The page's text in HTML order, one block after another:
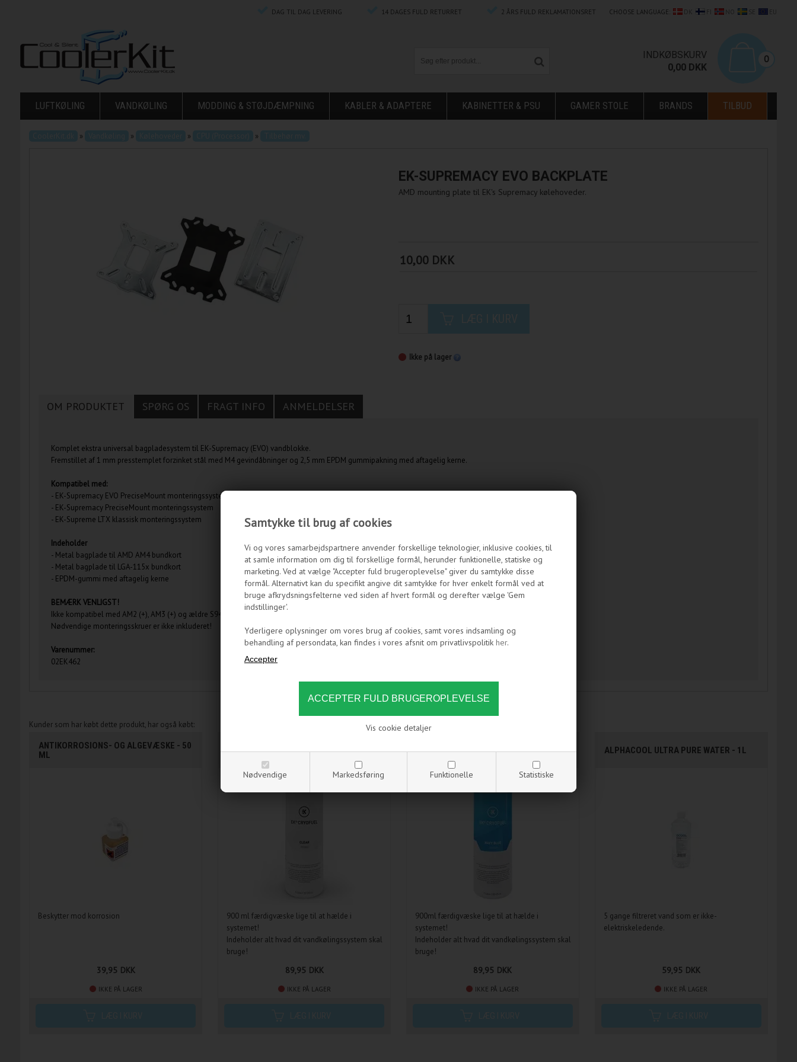
Samtykke til brug af cookies
Vi og vores samarbejdspartnere anvender forskellige teknologier, inklusive cookies, til
at samle information om dig til forskellige formål, herunder funktionelle, statiske og
marketing. Ved at vælge "Accepter fuld brugeroplevelse" giver du samtykke disse
formål. Alternativt kan du specifikt angive dit samtykke for hver enkelt formål ved at
bruge afkrydsningsfelterne ved siden af hvert formål og derefter vælge 'Gem
indstillinger'.
Yderligere oplysninger om vores brug af cookies, samt vores indsamling og
behandling af persondata, kan findes i vores afsnit om privatlivspolitik her.
Nødvendige Markedsføring Funktionelle Statistiske
Vis cookie detaljer
DAG TIL DAG LEVERING 14 DAGES FULD RETURRET 2 ÅRS FULD REKLAMATIONSRET CHOOSE LANGUAGE:
INDKØBSKURV 0
0,00 DKK
LUFTKØLING VANDKØLING MODDING & STØJDÆMPNING KABLER & ADAPTERE KABINETTER & PSU GAMER STOLE BRANDS TILBUD
» » » »
EK-SUPREMACY EVO BACKPLATE
AMD mounting plate til EK's Supremacy kølehoveder.
10,00 DKK
Ikke på lager
OM PRODUKTET SPØRG OS FRAGT INFO ANMELDELSER
Komplet ekstra universal bagpladesystem til EK-Supremacy (EVO) vandblokke.
Fremstillet af 1 mm presstemplet forzinket stål med M4 gevindåbninger og 2,5 mm EPDM gummipakning med aftagelig kerne.
Kompatibel med:
- EK-Supremacy EVO PreciseMount monteringssystem
- EK-Supremacy PreciseMount monteringssystem
- EK-Supreme LTX klassisk monteringssystem
Indeholder
- Metal bagplade til AMD AM4 bundkort
- Metal bagplade til LGA-115x bundkort
- EPDM-gummi med aftagelig kerne
BEMÆRK VENLIGST!
Ikke kompatibel med AM2 (+), AM3 (+) og ældre S940 / 939/754 bundkort!
Nødvendige monteringsskruer er ikke inkluderet!
Varenummer:
02EK462
Kunder som har købt dette produkt, har også købt:
ANTIKORROSIONS- OG ALGEVÆSKE - 50
ML
Beskytter mod korrosion
39,95 DKK
IKKE PÅ LAGER
EKWB EK-CRYOFUEL - CLEAR - 1L
900 ml færdigvæske lige til at hælde i
systemet!
Indeholder alt hvad dit vandkølingssystem skal
bruge!
89,95 DKK
IKKE PÅ LAGER
EKWB EK-CRYOFUEL - NAVY BLUE - 1L
900ml færdigvæske lige til at hælde i
systemet!
Indeholder alt hvad dit vandkølingssystem skal
bruge!
89,95 DKK
IKKE PÅ LAGER
ALPHACOOL ULTRA PURE WATER - 1L
5 gange filtreret vand som er ikke-
elektriskeledende.
59,95 DKK
IKKE PÅ LAGER